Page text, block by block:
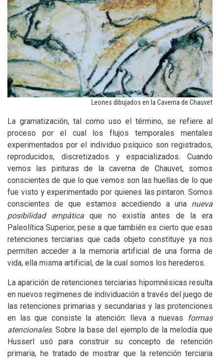
Leones dibujados en la Caverna de Chauvet
La gramatización, tal como uso el término, se refiere al
proceso por el cual los flujos temporales mentales
experimentados por el individuo psíquico son registrados,
reproducidos, discretizados y espacializados. Cuando
vemos las pinturas de la caverna de Chauvet, somos
conscientes de que lo que vemos son las huellas de lo que
fue visto y experimentado por quienes las pintaron. Somos
conscientes de que estamos accediendo a una nueva
posibilidad empáticaque no existía antes de la era
Paleolítica Superior, pese a que también es cierto que esas
retenciones terciarias que cada objeto constituye ya nos
permiten acceder a la memoria artificial de una forma de
vida, ella misma artificial, de la cual somos los herederos.
La aparición de retenciones terciarias hipomnésicas resulta
en nuevos regímenes de individuación a través del juego de
las retenciones primarias y secundarias y las protenciones
en las que consiste la atención: lleva a nuevas
formas
atencionales. Sobre la base del ejemplo de la melodía que
Husserl usó para construir su concepto de retención
primaria, he tratado de mostrar que la retención terciaria